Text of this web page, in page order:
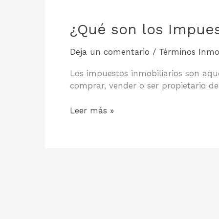
¿Qué son los
Deja un comentario / Términos
Los impuestos inmobiliarios son
comprar, vender o ser propietario
¿Qué
Leer más »